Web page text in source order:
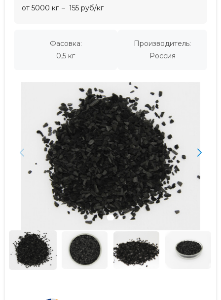
Фасовка:
0,5 кг
Производитель:
Россия
от 5000 кг
155 руб/кг